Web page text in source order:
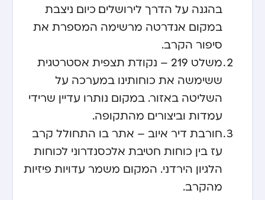
בהגנה על הדרך לירושלים. כיום ניצבת
במקום אנדרטה מרשימה המספרת את
סיפור הקרב.
משלט 219 – נקודת תצפית אסטרטגית
ששימשה את כוחותינו במערכה על
השליטה באזור. במקום נותרו עדיין שרידי
עמדות וביצורים מהתקופה.
חורבת דיר איוב – אתר בו התחולל קרב
עז בין כוחות חטיבת אלכסנדרוני לכוחות
הלגיון הירדני. המקום משמר עדויות פיזיות
מהקרב.